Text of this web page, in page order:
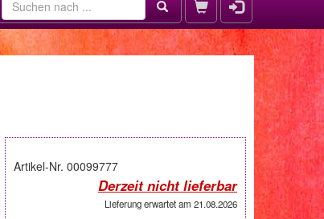
Artikel-Nr. 00099777
Derzeit nicht lieferbar
Lieferung erwartet am 21.08.2026